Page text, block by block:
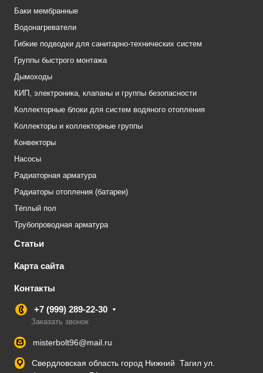
Баки мембранные
Водонагреватели
Гибкие подводки для санитарно-технических систем
Группы быстрого монтажа
Дымоходы
КИП, электроника, клапаны и группы безопасности
Коллекторные блоки для систем водяного отопления
Коллекторы и коллекторные группы
Конвекторы
Насосы
Радиаторная арматура
Радиаторы отопления (батареи)
Тёплый пол
Трубопроводная арматура
Статьи
Карта сайта
Контакты
+7 (999) 289-22-30
Заказать звонок
misterbolt96@mail.ru
Свердловская область город Нижний Тагил ул.